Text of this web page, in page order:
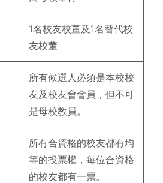
1名校友校董及1名替代校
友校董
所有候選人必須是本校校
友及校友會會員，但不可
是母校教員。
所有合資格的校友都有均
等的投票權，每位合資格
的校友都有一票。